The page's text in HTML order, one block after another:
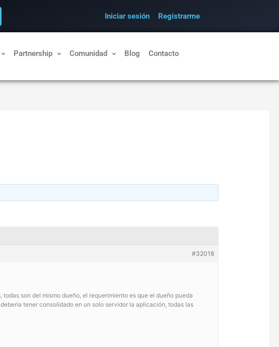
Iniciar sesión Registrarme
Partnership Comunidad Blog Contacto
#32018
son del mismo dueño, el requerimiento es que el dueño pueda
tener consolidado en un solo servidor la aplicación, todas las